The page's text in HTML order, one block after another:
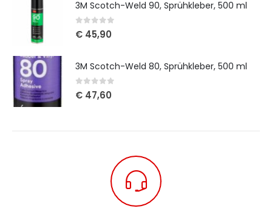
3M Scotch-Weld 90, Sprühkleber, 500 ml
0out of 5
€ 45,90
3M Scotch-Weld 80, Sprühkleber, 500 ml
0out of 5
€ 47,60